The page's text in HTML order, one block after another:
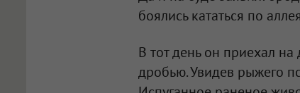
боялись кататься по
В тот день он приехал на
дробью. Увидев рыжего